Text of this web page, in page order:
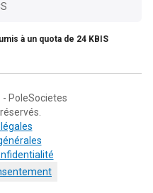
à un quota de 24 KBIS
PoleSocietes